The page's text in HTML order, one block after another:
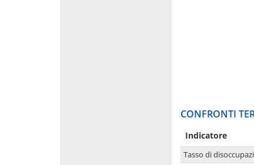
CONFRONTI
Indicatore
Tasso di